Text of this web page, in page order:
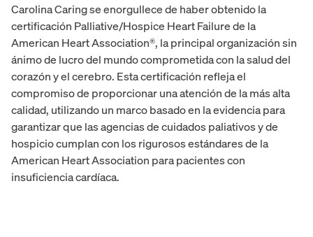
Carolina Caring se enorgullece de haber obtenido la
certificación Palliative/Hospice Heart Failure de la
American Heart Association®, la principal organización sin
ánimo de lucro del mundo comprometida con la salud del
corazón y el cerebro. Esta certificación refleja el
compromiso de proporcionar una atención de la más alta
calidad, utilizando un marco basado en la evidencia para
garantizar que las agencias de cuidados paliativos y de
hospicio cumplan con los rigurosos estándares de la
American Heart Association para pacientes con
insuficiencia cardíaca.